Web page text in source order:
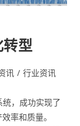
型
讯 / 行业资讯
，成功实现了
率和质量。